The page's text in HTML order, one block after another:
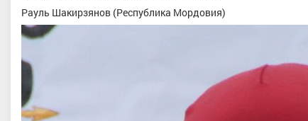
Рауль Шакирзянов (Республика Мордовия)